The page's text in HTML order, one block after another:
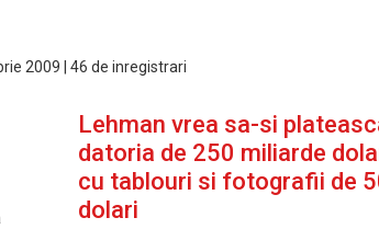
2009 | 46 de inregistrari
Lehman vrea sa-si
datoria de 250 miliarde
cu tablouri si fotografii de
dolari